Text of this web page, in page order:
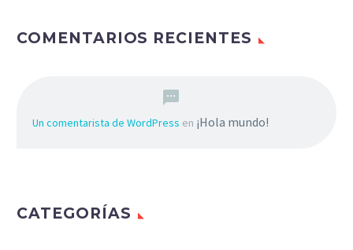
COMENTARIOS RECIENTES
Un comentarista de WordPress en ¡Hola mundo!
CATEGORÍAS